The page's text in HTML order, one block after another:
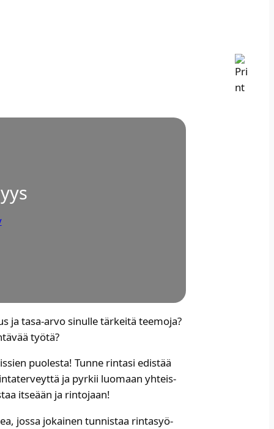
ja tasa-arvo sinul­le tär­kei­tä tee­mo­ja?
työ­tä?​
puo­les­ta! Tun­ne rin­ta­si edis­tää
ja pyr­kii luo­maan yhteis­
itse­ään ja rin­to­jaan!
jos­sa jokai­nen tun­nis­taa rin­ta­syö­